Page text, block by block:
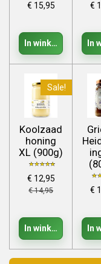
€ 15,95
In winkelwagen
€
In
Sale!
Koolzaad
honing
XL (900g)
€ 12,95
€ 14,95
In winkelwagen
€
In